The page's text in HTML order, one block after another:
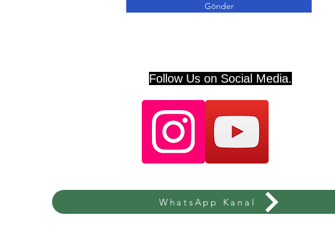
Gönder
Follow Us on Social Media.
WhatsApp Kanal